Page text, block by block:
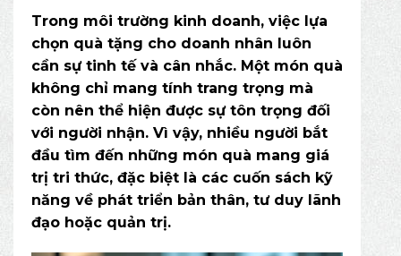
Trong môi trường kinh doanh, việc lựa
chọn quà tặng cho doanh nhân luôn
cần sự tinh tế và cân nhắc. Một món quà
không chỉ mang tính trang trọng mà
còn nên thể hiện được sự tôn trọng đối
với người nhận. Vì vậy, nhiều người bắt
đầu tìm đến những món quà mang giá
trị tri thức, đặc biệt là các cuốn sách kỹ
năng về phát triển bản thân, tư duy lãnh
đạo hoặc quản trị.